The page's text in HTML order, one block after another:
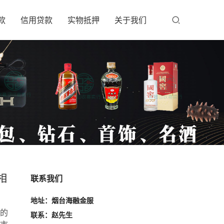
信用贷款 实物抵押 关于我们
联系我们
地址：烟台海融金服
联系：赵先生